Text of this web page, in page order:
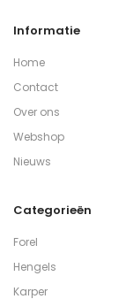
Informatie
Home
Contact
Over ons
Webshop
Nieuws
Categorieën
Forel
Hengels
Karper